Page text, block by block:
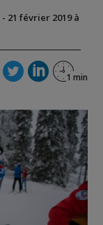
- 21 février 2019 à